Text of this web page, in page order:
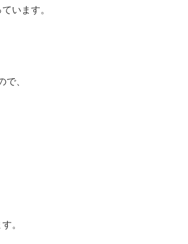
います。
、
。